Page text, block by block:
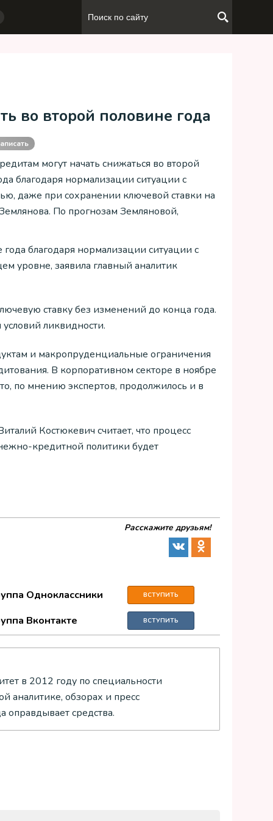
во второй половине года
могут начать снижаться во второй
благодаря нормализации ситуации с
даже при сохранении ключевой ставки на
По прогнозам Земляновой,
благодаря нормализации ситуации с
уровне, заявила главный аналитик
ставку без изменений до конца года.
ликвидности.
и макропруденциальные ограничения
В корпоративном секторе в ноябре
по мнению экспертов, продолжилось и в
Костюкевич считает, что процесс
кредитной политики будет
Расскажите друзьям!
Одноклассники ВСТУПИТЬ
Вконтакте ВСТУПИТЬ
в 2012 году по специальности
аналитике, обзорах и пресс
оправдывает средства.